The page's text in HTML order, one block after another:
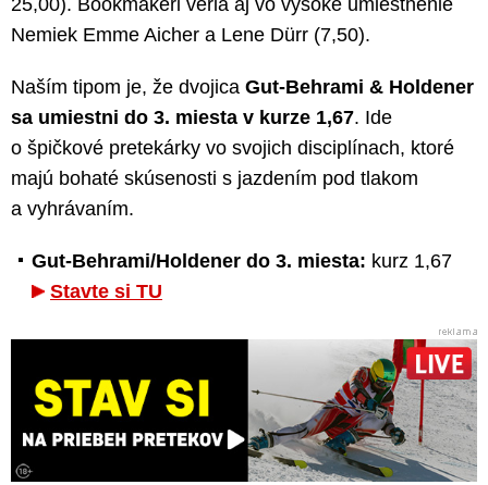
25,00). Bookmakeri veria aj vo vysoké umiestnenie
Nemiek Emme Aicher a Lene Dürr (7,50).
Naším tipom je, že dvojica Gut-Behrami & Holdener
sa umiestni do 3. miesta v kurze 1,67. Ide
o špičkové pretekárky vo svojich disciplínach, ktoré
majú bohaté skúsenosti s jazdením pod tlakom
a vyhrávaním.
Gut-Behrami/Holdener do 3. miesta: kurz 1,67
Stavte si TU